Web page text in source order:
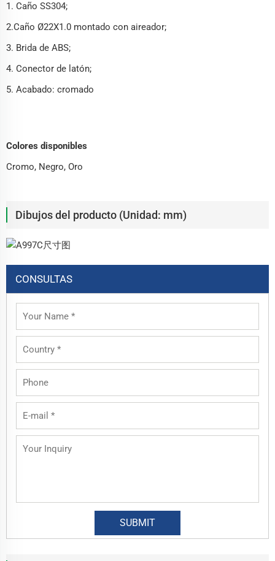
1. Caño SS304;
2.Caño Ø22X1.0 montado con aireador;
3. Brida de ABS;
4. Conector de latón;
5. Acabado: cromado
Colores disponibles
Cromo, Negro, Oro
Dibujos del producto (Unidad: mm)
CONSULTAS